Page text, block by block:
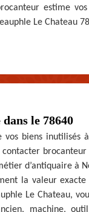
estime
Le Chateau
le 78640
biens inutilisés
d’antiquaire à
la valeur exacte
Le Chateau,
machine,